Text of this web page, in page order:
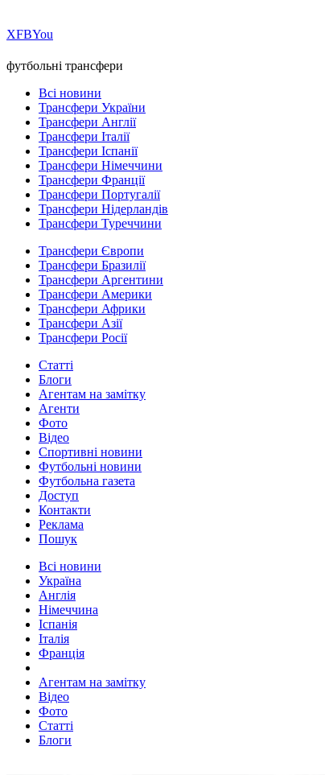
ХFBYou
футбольні трансфери
Всі новини
Трансфери України
Трансфери Англії
Трансфери Італії
Трансфери Іспанії
Трансфери Німеччини
Трансфери Франції
Трансфери Португалії
Трансфери Нідерландів
Трансфери Туреччини
Трансфери Європи
Трансфери Бразилії
Трансфери Аргентини
Трансфери Америки
Трансфери Африки
Трансфери Азії
Трансфери Росії
Статті
Блоги
Агентам на замітку
Агенти
Фото
Відео
Спортивні новини
Футбольні новини
Футбольна газета
Доступ
Контакти
Реклама
Пошук
Всі новини
Україна
Англія
Німеччина
Іспанія
Італія
Франція
Агентам на замітку
Відео
Фото
Статті
Блоги